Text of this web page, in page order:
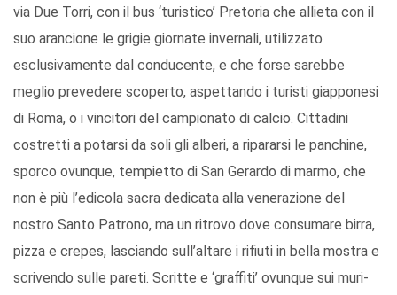
via Due Torri, con il bus ‘turistico’ Pretoria che allieta con il
suo arancione le grigie giornate invernali, utilizzato
esclusivamente dal conducente, e che forse sarebbe
meglio prevedere scoperto, aspettando i turisti giapponesi
di Roma, o i vincitori del campionato di calcio. Cittadini
costretti a potarsi da soli gli alberi, a ripararsi le panchine,
sporco ovunque, tempietto di San Gerardo di marmo, che
non è più l’edicola sacra dedicata alla venerazione del
nostro Santo Patrono, ma un ritrovo dove consumare birra,
pizza e crepes, lasciando sull’altare i rifiuti in bella mostra e
scrivendo sulle pareti. Scritte e ‘graffiti’ ovunque sui muri-